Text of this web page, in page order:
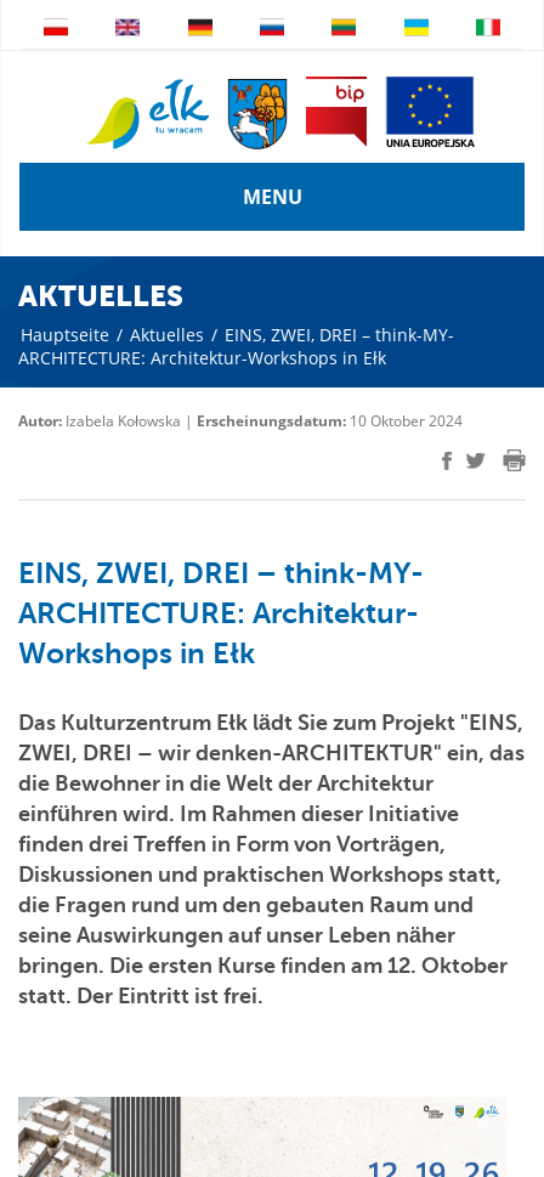
MENU
AKTUELLES
Hauptseite / Aktuelles / EINS, ZWEI, DREI – think-MY-
ARCHITECTURE: Architektur-Workshops in Ełk
Autor: Izabela Kołowska | Erscheinungsdatum: 10 Oktober 2024
EINS, ZWEI, DREI – think-MY-
ARCHITECTURE: Architektur-
Workshops in Ełk
Das Kulturzentrum Ełk lädt Sie zum Projekt "EINS,
ZWEI, DREI – wir denken-ARCHITEKTUR" ein, das
die Bewohner in die Welt der Architektur
einführen wird. Im Rahmen dieser Initiative
finden drei Treffen in Form von Vorträgen,
Diskussionen und praktischen Workshops statt,
die Fragen rund um den gebauten Raum und
seine Auswirkungen auf unser Leben näher
bringen. Die ersten Kurse finden am 12. Oktober
statt. Der Eintritt ist frei.